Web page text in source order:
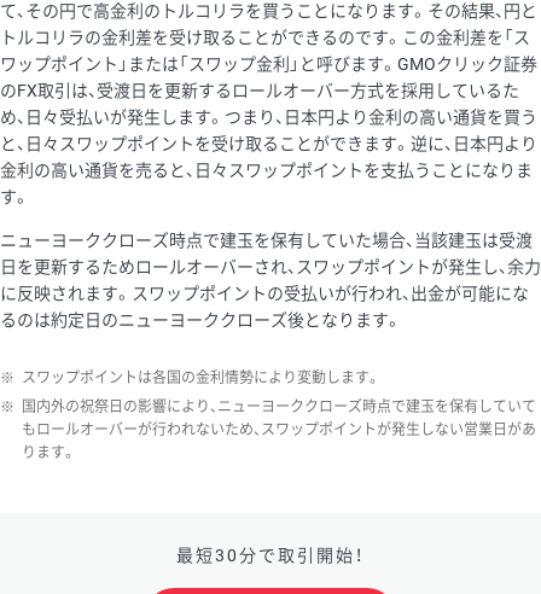
て、その円で高金利のトルコリラを買うことになります。その結果、円と
トルコリラの金利差を受け取ることができるのです。この金利差を「ス
ワップポイント」または「スワップ金利」と呼びます。GMOクリック証券
のFX取引は、受渡日を更新するロールオーバー方式を採用しているた
め、日々受払いが発生します。つまり、日本円より金利の高い通貨を買う
と、日々スワップポイントを受け取ることができます。逆に、日本円より
金利の高い通貨を売ると、日々スワップポイントを支払うことになりま
す。
ニューヨーククローズ時点で建玉を保有していた場合、当該建玉は受渡
日を更新するためロールオーバーされ、スワップポイントが発生し、余力
に反映されます。スワップポイントの受払いが行われ、出金が可能にな
るのは約定日のニューヨーククローズ後となります。
※ スワップポイントは各国の金利情勢により変動します。
※
国内外の祝祭日の影響により、ニューヨーククローズ時点で建玉を保有していて
もロールオーバーが行われないため、スワップポイントが発生しない営業日があ
ります。
最短30分で取引開始！